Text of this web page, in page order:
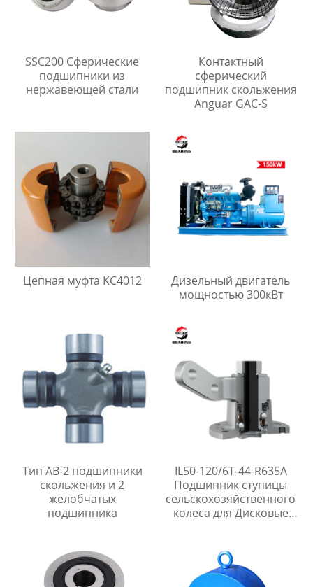
SSC200 Сферические
подшипники из
нержавеющей стали
Контактный
сферический
подшипник скольжения
Anguar GAC-S
Цепная муфта KC4012
Дизельный двигатель
мощностью 300кВт
Тип AB-2 подшипники
скольжения и 2
желобчатых
подшипника
IL50-120/6T-44-R635A
Подшипник ступицы
сельскохозяйственного
колеса для Дисковые